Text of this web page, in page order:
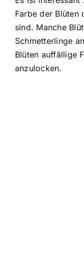
Farbe der Blüten
sind. Manche
Schmetterlinge
Blüten auffällige
anzulocken.